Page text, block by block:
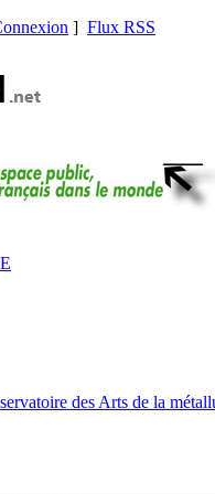
] Flux RSS
des Arts de la